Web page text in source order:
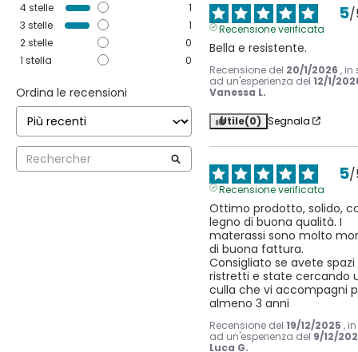
4stelle
1
3 stelle
1
2stelle
0
1 stella 0
Ordina le recensioni
5/
Recensione verificata
Bella e resistente.
Recensione del 20/1/2026 , in
ad un'esperienza del 12/1/
Vanessa L.
Utile(0) Segnala
5/
Recensione verificata
Ottimo prodotto, solido,
legno di buona qualità. I
materassi sono molto
di buona fattura.
Consigliato se avete spazi
ristretti e state cercando
culla che vi accompagni
almeno 3 anni
Recensione del 19/12/2025 ,
ad un'esperienza del 9/12/
Luca G.